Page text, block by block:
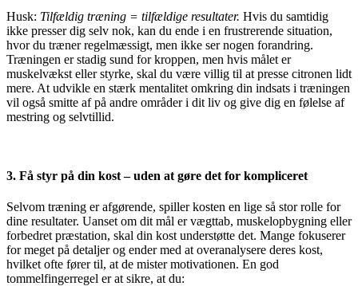
Husk: Tilfældig træning = tilfældige resultater. Hvis du samtidig
ikke presser dig selv nok, kan du ende i en frustrerende situation,
hvor du træner regelmæssigt, men ikke ser nogen forandring.
Træningen er stadig sund for kroppen, men hvis målet er
muskelvækst eller styrke, skal du være villig til at presse citronen lidt
mere. At udvikle en stærk mentalitet omkring din indsats i træningen
vil også smitte af på andre områder i dit liv og give dig en følelse af
mestring og selvtillid.
3. Få styr på din kost – uden at gøre det for kompliceret
Selvom træning er afgørende, spiller kosten en lige så stor rolle for
dine resultater. Uanset om dit mål er vægttab, muskelopbygning eller
forbedret præstation, skal din kost understøtte det. Mange fokuserer
for meget på detaljer og ender med at overanalysere deres kost,
hvilket ofte fører til, at de mister motivationen. En god
tommelfingerregel er at sikre, at du: